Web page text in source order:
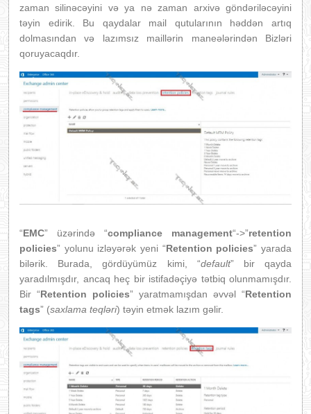
zaman silinəcəyini və ya nə zaman arxivə göndəriləcəyini
təyin edirik. Bu qaydalar mail qutularının həddən artıq
dolmasından və lazımsız maillərin maneələrindən Bizləri
qoruyacaqdır.
“EMC” üzərində “compliance management“->”retention
policies” yolunu izləyərək yeni “Retention policies” yarada
bilərik. Burada, gördüyümüz kimi, “default” bir qayda
yaradılmışdır, ancaq heç bir istifadəçiyə tətbiq olunmamışdır.
Bir “Retention policies” yaratmamışdan əvvəl “Retention
tags” (saxlama teqləri) təyin etmək lazım gəlir.